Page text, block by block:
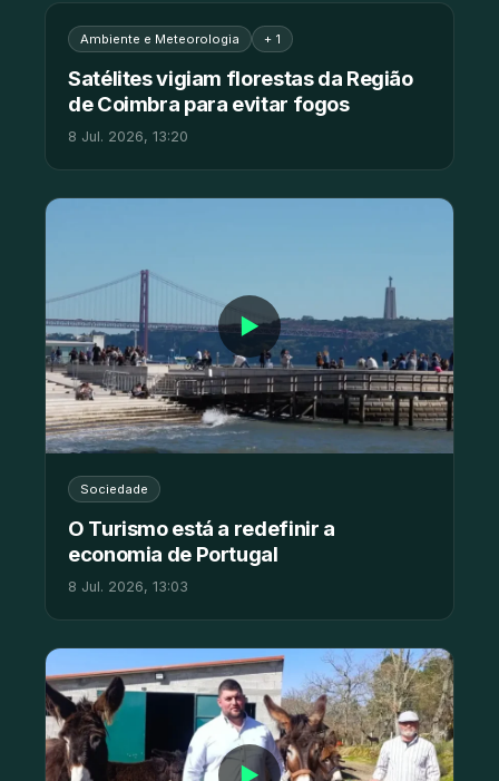
Ambiente e Meteorologia + 1
Satélites vigiam florestas da Região
de Coimbra para evitar fogos
8 Jul. 2026, 13:20
▶
Sociedade
O Turismo está a redefinir a
economia de Portugal
8 Jul. 2026, 13:03